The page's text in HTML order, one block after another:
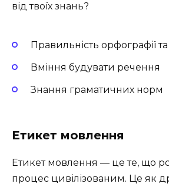
від твоїх знань?
Правильність орфографії та
Вміння будувати речення
Знання граматичних норм
Етикет мовлення
Етикет мовлення — це те, що
процес цивілізованим. Це як